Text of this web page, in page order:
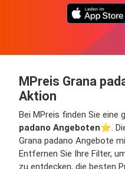
MPreis Grana
Aktion
Bei MPreis finden Sie eine
padano Angeboten⭐️.
Grana padano Angebote
Entfernen Sie Ihre Filter,
zu entdecken, die besten